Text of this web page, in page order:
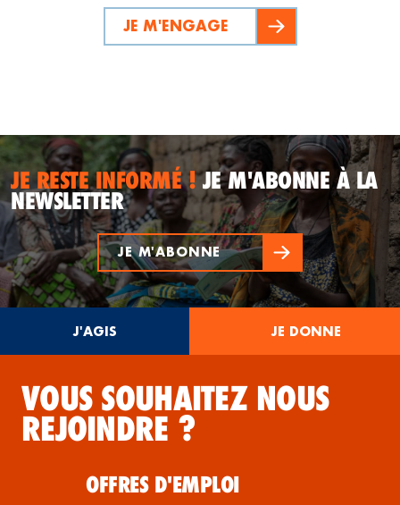
JE M'ENGAGE
JE RESTE INFORMÉ !JE M'ABONNE À LA
NEWSLETTER
JE M'ABONNE
J'AGIS JE DONNE
VOUS SOUHAITEZ NOUS
REJOINDRE ?
OFFRES D'EMPLOI